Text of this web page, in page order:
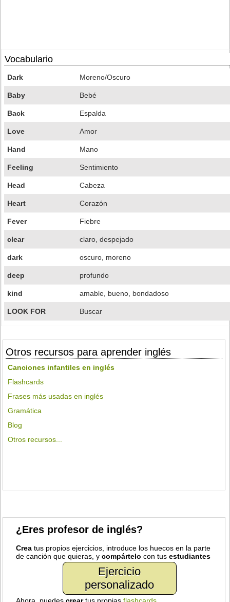
Vocabulario
Dark Moreno/Oscuro
Baby Bebé
Back Espalda
Love Amor
Hand Mano
Feeling Sentimiento
Head Cabeza
Heart Corazón
Fever Fiebre
clear claro, despejado
dark oscuro, moreno
deep profundo
kind amable, bueno, bondadoso
LOOK FOR Buscar
Otros recursos para aprender inglés
Canciones infantiles en inglés
Flashcards
Frases más usadas en inglés
Gramática
Blog
Otros recursos...
¿Eres profesor de inglés?
Crea tus propios ejercicios, introduce los huecos en la parte
de canción que quieras, ycompártelo con tusestudiantes
Ejercicio
personalizado